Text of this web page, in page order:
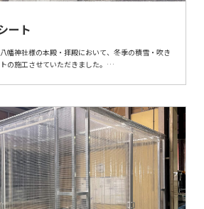
ート
幡神社様の本殿・拝殿において、冬季の積雪・吹き
の施工させていただきました。
観を損なわないよう配慮しつつ、強風や降雪時にも
止はもちろん、参拝動線や建物周辺の安全確保にも
特殊な施設にも柔軟に対応できる点が当社の強みで
で、最適なサイズ・設置方法をご提案いたします。
するご相談がございましたら、お気軽にお問い合わ